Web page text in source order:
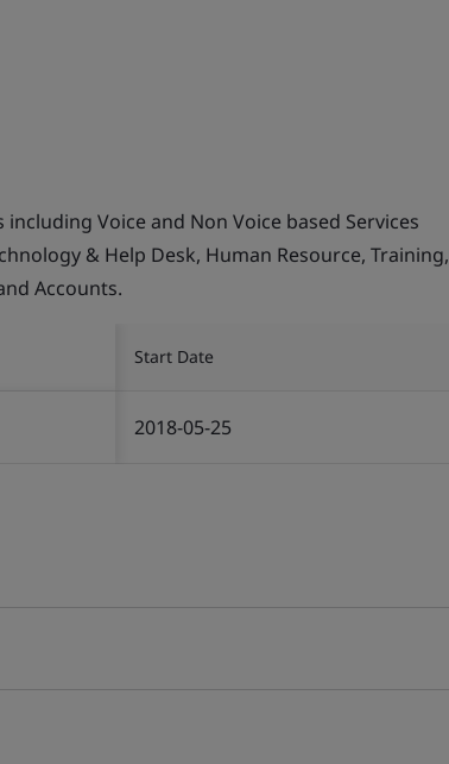
Voice and Non Voice based Services
& Help Desk, Human Resource, Training,
Accounts.
Start Date
2018-05-25